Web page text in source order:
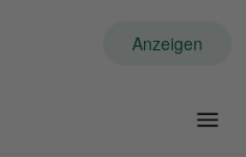
Anzeigen